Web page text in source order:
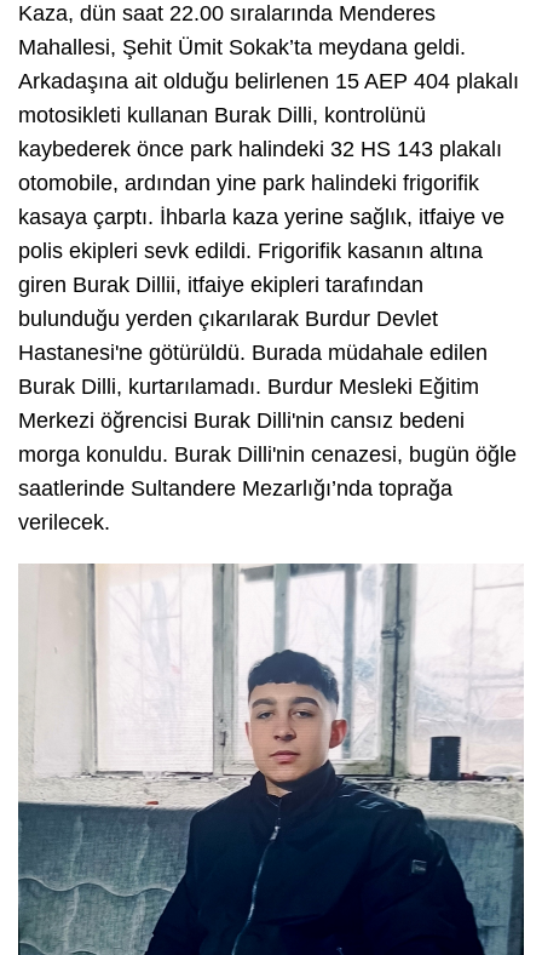
Kaza, dün saat 22.00 sıralarında Menderes
Mahallesi, Şehit Ümit Sokak’ta meydana geldi.
Arkadaşına ait olduğu belirlenen 15 AEP 404 plakalı
motosikleti kullanan Burak Dilli, kontrolünü
kaybederek önce park halindeki 32 HS 143 plakalı
otomobile, ardından yine park halindeki frigorifik
kasaya çarptı. İhbarla kaza yerine sağlık, itfaiye ve
polis ekipleri sevk edildi. Frigorifik kasanın altına
giren Burak Dillii, itfaiye ekipleri tarafından
bulunduğu yerden çıkarılarak Burdur Devlet
Hastanesi'ne götürüldü. Burada müdahale edilen
Burak Dilli, kurtarılamadı. Burdur Mesleki Eğitim
Merkezi öğrencisi Burak Dilli'nin cansız bedeni
morga konuldu. Burak Dilli'nin cenazesi, bugün öğle
saatlerinde Sultandere Mezarlığı’nda toprağa
verilecek.